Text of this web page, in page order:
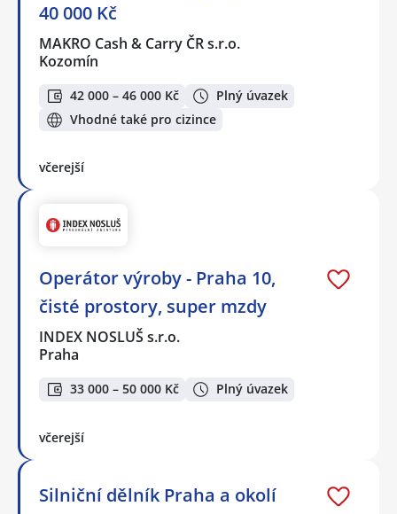
40 000 Kč
MAKRO Cash & Carry ČR s.r.o.
Kozomín
42 000 – 46 000 Kč
Plný úvazek
Vhodné také pro cizince
včerejší
Operátor výroby - Praha 10,
čisté prostory, super mzdy
INDEX NOSLUŠ s.r.o.
Praha
33 000 – 50 000 Kč Plný úvazek
včerejší
Silniční dělník Praha a okolí